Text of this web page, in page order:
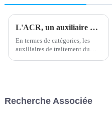
L'ACR, un auxiliaire de fabrication du PVC, est faiblement dosé, mais possède un effet considérable. Le saviez-vous ?
En termes de catégories, les
auxiliaires de traitement du
Recherche Associée